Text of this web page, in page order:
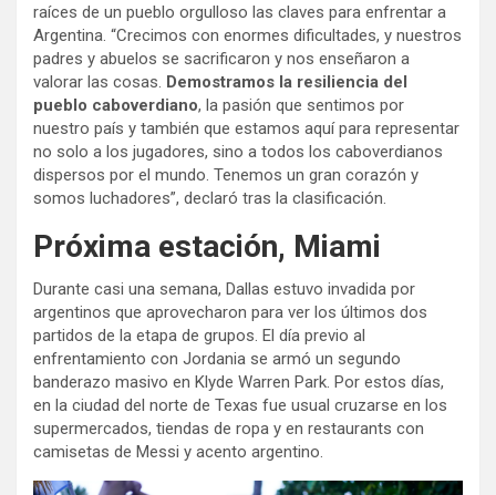
raíces de un pueblo orgulloso las claves para enfrentar a
Argentina. “Crecimos con enormes dificultades, y nuestros
padres y abuelos se sacrificaron y nos enseñaron a
valorar las cosas. Demostramos la resiliencia del
pueblo caboverdiano, la pasión que sentimos por
nuestro país y también que estamos aquí para representar
no solo a los jugadores, sino a todos los caboverdianos
dispersos por el mundo. Tenemos un gran corazón y
somos luchadores”, declaró tras la clasificación.
Próxima estación, Miami
Durante casi una semana, Dallas estuvo invadida por
argentinos que aprovecharon para ver los últimos dos
partidos de la etapa de grupos. El día previo al
enfrentamiento con Jordania se armó un segundo
banderazo masivo en Klyde Warren Park. Por estos días,
en la ciudad del norte de Texas fue usual cruzarse en los
supermercados, tiendas de ropa y en restaurants con
camisetas de Messi y acento argentino.